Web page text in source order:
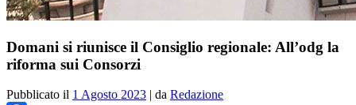
Domani si riunisce il Consiglio regionale: All’odg la
riforma sui Consorzi
Pubblicato il 1 Agosto 2023 | da Redazione